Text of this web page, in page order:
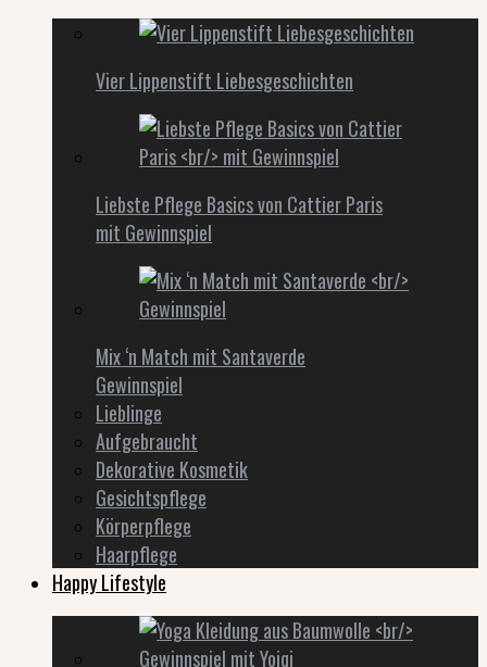
Vier Lippenstift Liebesgeschichten
Liebste Pflege Basics von Cattier Paris
mit Gewinnspiel
Mix ‘n Match mit Santaverde
Gewinnspiel
Lieblinge
Aufgebraucht
Dekorative Kosmetik
Gesichtspflege
Körperpflege
Haarpflege
Happy Lifestyle